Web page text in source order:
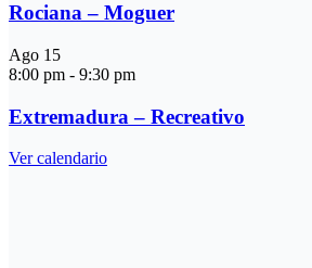
Rociana – Moguer
Ago 15
8:00 pm - 9:30 pm
Extremadura – Recreativo
Ver calendario